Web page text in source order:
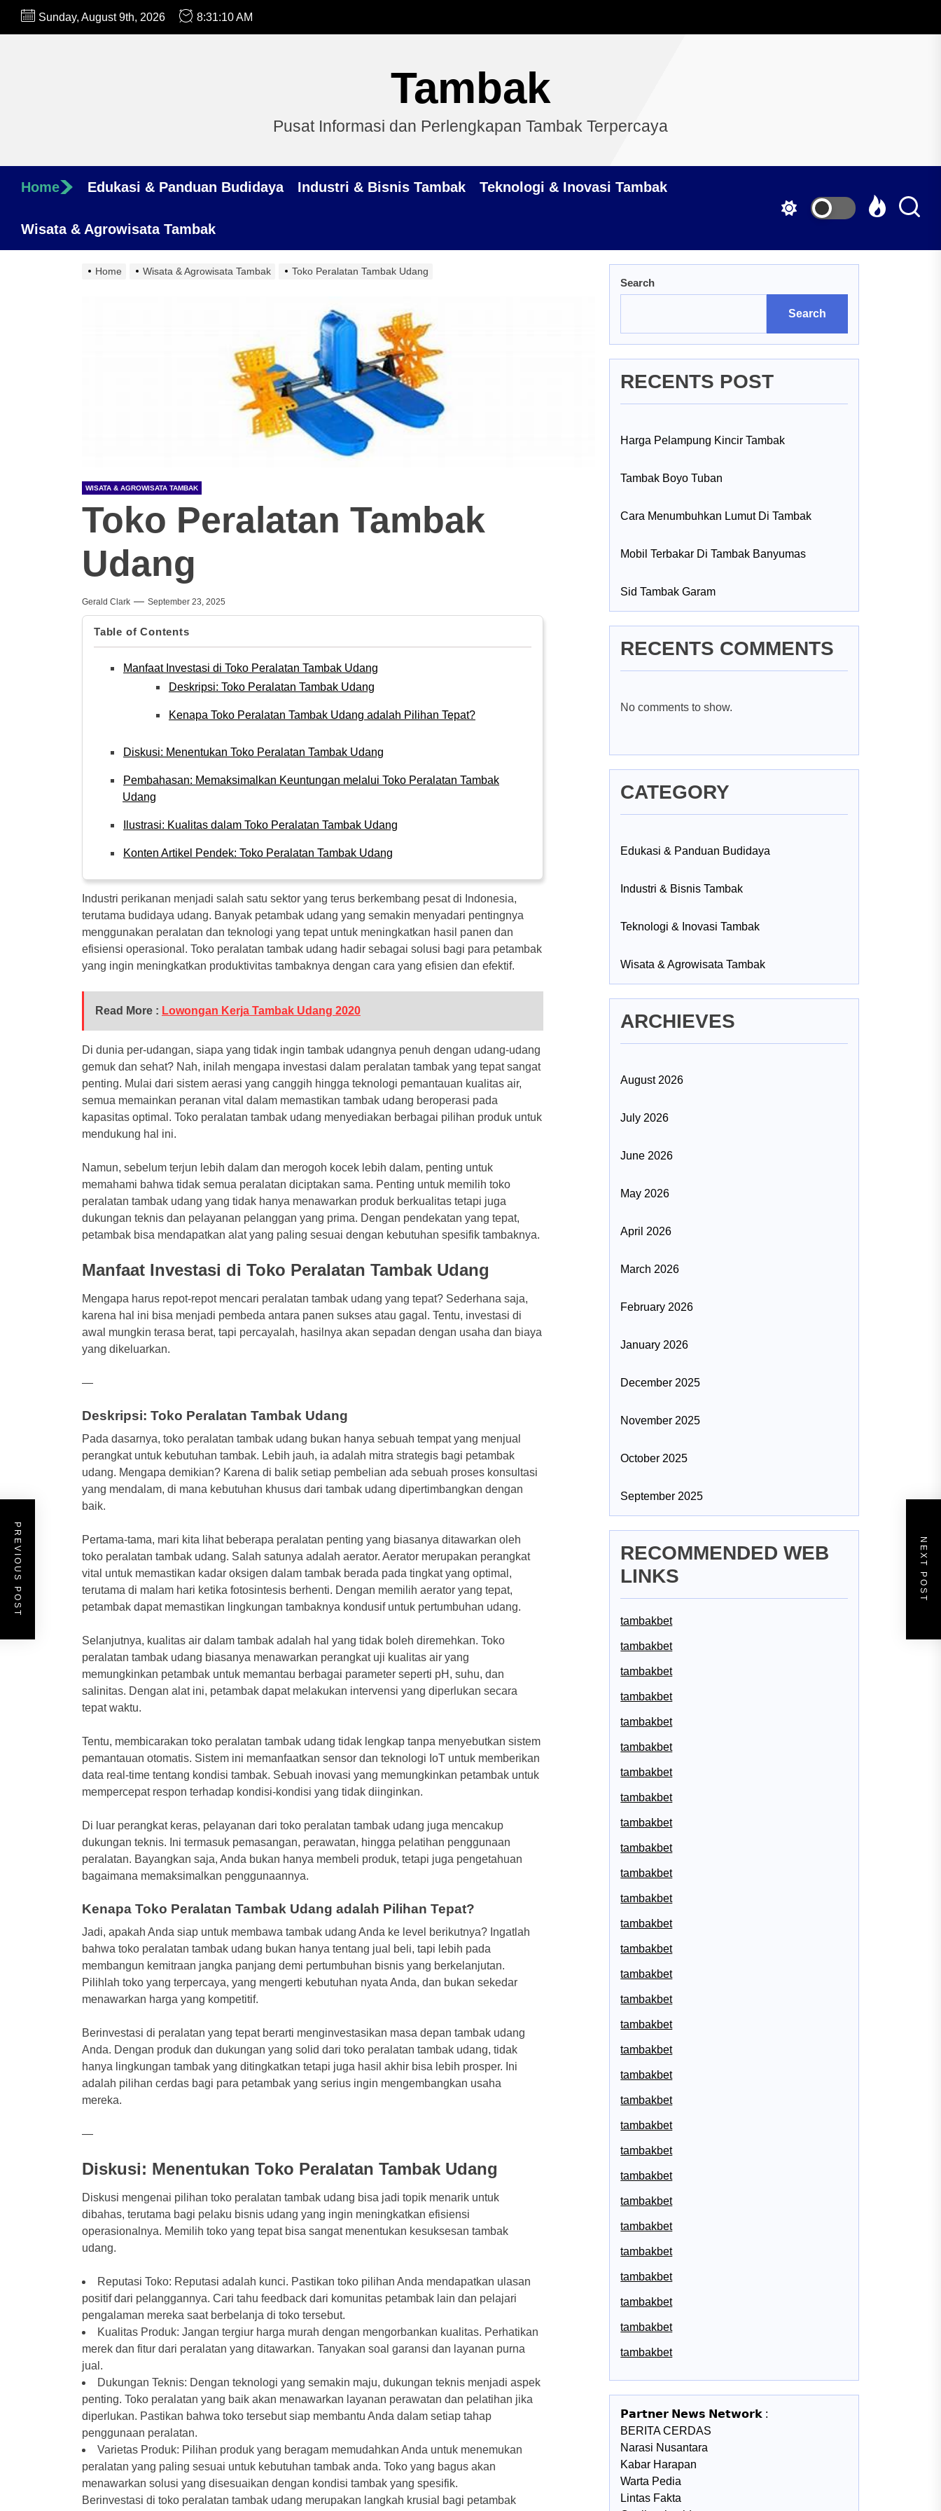
Skip
Sunday, August 9th, 2026 8:31:11 AM
Tambak
Pusat Informasi dan Perlengkapan Tambak Terpercaya
Home Edukasi & Panduan Budidaya Industri & Bisnis Tambak Teknologi & Inovasi Tambak
Wisata & Agrowisata Tambak
Home Wisata & Agrowisata Tambak Toko Peralatan Tambak Udang
WISATA & AGROWISATA TAMBAK
Toko Peralatan Tambak
Udang
Gerald Clark September 23, 2025
Table of Contents
Manfaat Investasi di Toko Peralatan Tambak Udang
Deskripsi: Toko Peralatan Tambak Udang
Kenapa Toko Peralatan Tambak Udang adalah Pilihan Tepat?
Diskusi: Menentukan Toko Peralatan Tambak Udang
Pembahasan: Memaksimalkan Keuntungan melalui Toko Peralatan Tambak
Udang
Ilustrasi: Kualitas dalam Toko Peralatan Tambak Udang
Konten Artikel Pendek: Toko Peralatan Tambak Udang
Industri perikanan menjadi salah satu sektor yang terus berkembang pesat di Indonesia,
terutama budidaya udang. Banyak petambak udang yang semakin menyadari pentingnya
menggunakan peralatan dan teknologi yang tepat untuk meningkatkan hasil panen dan
efisiensi operasional. Toko peralatan tambak udang hadir sebagai solusi bagi para petambak
yang ingin meningkatkan produktivitas tambaknya dengan cara yang efisien dan efektif.
Read More : Lowongan Kerja Tambak Udang 2020
Di dunia per-udangan, siapa yang tidak ingin tambak udangnya penuh dengan udang-udang
gemuk dan sehat? Nah, inilah mengapa investasi dalam peralatan tambak yang tepat sangat
penting. Mulai dari sistem aerasi yang canggih hingga teknologi pemantauan kualitas air,
semua memainkan peranan vital dalam memastikan tambak udang beroperasi pada
kapasitas optimal. Toko peralatan tambak udang menyediakan berbagai pilihan produk untuk
mendukung hal ini.
Namun, sebelum terjun lebih dalam dan merogoh kocek lebih dalam, penting untuk
memahami bahwa tidak semua peralatan diciptakan sama. Penting untuk memilih toko
peralatan tambak udang yang tidak hanya menawarkan produk berkualitas tetapi juga
dukungan teknis dan pelayanan pelanggan yang prima. Dengan pendekatan yang tepat,
petambak bisa mendapatkan alat yang paling sesuai dengan kebutuhan spesifik tambaknya.
Manfaat Investasi di Toko Peralatan Tambak Udang
Mengapa harus repot-repot mencari peralatan tambak udang yang tepat? Sederhana saja,
karena hal ini bisa menjadi pembeda antara panen sukses atau gagal. Tentu, investasi di
awal mungkin terasa berat, tapi percayalah, hasilnya akan sepadan dengan usaha dan biaya
yang dikeluarkan.
—
Deskripsi: Toko Peralatan Tambak Udang
Pada dasarnya, toko peralatan tambak udang bukan hanya sebuah tempat yang menjual
perangkat untuk kebutuhan tambak. Lebih jauh, ia adalah mitra strategis bagi petambak
udang. Mengapa demikian? Karena di balik setiap pembelian ada sebuah proses konsultasi
yang mendalam, di mana kebutuhan khusus dari tambak udang dipertimbangkan dengan
baik.
Pertama-tama, mari kita lihat beberapa peralatan penting yang biasanya ditawarkan oleh
toko peralatan tambak udang. Salah satunya adalah aerator. Aerator merupakan perangkat
vital untuk memastikan kadar oksigen dalam tambak berada pada tingkat yang optimal,
terutama di malam hari ketika fotosintesis berhenti. Dengan memilih aerator yang tepat,
petambak dapat memastikan lingkungan tambaknya kondusif untuk pertumbuhan udang.
Selanjutnya, kualitas air dalam tambak adalah hal yang tidak boleh diremehkan. Toko
peralatan tambak udang biasanya menawarkan perangkat uji kualitas air yang
memungkinkan petambak untuk memantau berbagai parameter seperti pH, suhu, dan
salinitas. Dengan alat ini, petambak dapat melakukan intervensi yang diperlukan secara
tepat waktu.
Tentu, membicarakan toko peralatan tambak udang tidak lengkap tanpa menyebutkan sistem
pemantauan otomatis. Sistem ini memanfaatkan sensor dan teknologi IoT untuk memberikan
data real-time tentang kondisi tambak. Sebuah inovasi yang memungkinkan petambak untuk
mempercepat respon terhadap kondisi-kondisi yang tidak diinginkan.
Di luar perangkat keras, pelayanan dari toko peralatan tambak udang juga mencakup
dukungan teknis. Ini termasuk pemasangan, perawatan, hingga pelatihan penggunaan
peralatan. Bayangkan saja, Anda bukan hanya membeli produk, tetapi juga pengetahuan
bagaimana memaksimalkan penggunaannya.
Kenapa Toko Peralatan Tambak Udang adalah Pilihan Tepat?
Jadi, apakah Anda siap untuk membawa tambak udang Anda ke level berikutnya? Ingatlah
bahwa toko peralatan tambak udang bukan hanya tentang jual beli, tapi lebih pada
membangun kemitraan jangka panjang demi pertumbuhan bisnis yang berkelanjutan.
Pilihlah toko yang terpercaya, yang mengerti kebutuhan nyata Anda, dan bukan sekedar
menawarkan harga yang kompetitif.
Berinvestasi di peralatan yang tepat berarti menginvestasikan masa depan tambak udang
Anda. Dengan produk dan dukungan yang solid dari toko peralatan tambak udang, tidak
hanya lingkungan tambak yang ditingkatkan tetapi juga hasil akhir bisa lebih prosper. Ini
adalah pilihan cerdas bagi para petambak yang serius ingin mengembangkan usaha
mereka.
—
Diskusi: Menentukan Toko Peralatan Tambak Udang
Diskusi mengenai pilihan toko peralatan tambak udang bisa jadi topik menarik untuk
dibahas, terutama bagi pelaku bisnis udang yang ingin meningkatkan efisiensi
operasionalnya. Memilih toko yang tepat bisa sangat menentukan kesuksesan tambak
udang.
Reputasi Toko: Reputasi adalah kunci. Pastikan toko pilihan Anda mendapatkan ulasan
positif dari pelanggannya. Cari tahu feedback dari komunitas petambak lain dan pelajari
pengalaman mereka saat berbelanja di toko tersebut.
Kualitas Produk: Jangan tergiur harga murah dengan mengorbankan kualitas. Perhatikan
merek dan fitur dari peralatan yang ditawarkan. Tanyakan soal garansi dan layanan purna
jual.
Dukungan Teknis: Dengan teknologi yang semakin maju, dukungan teknis menjadi aspek
penting. Toko peralatan yang baik akan menawarkan layanan perawatan dan pelatihan jika
diperlukan. Pastikan bahwa toko tersebut siap membantu Anda dalam setiap tahap
penggunaan peralatan.
Varietas Produk: Pilihan produk yang beragam memudahkan Anda untuk menemukan
peralatan yang paling sesuai untuk kebutuhan tambak anda. Toko yang bagus akan
menawarkan solusi yang disesuaikan dengan kondisi tambak yang spesifik.
Berinvestasi di toko peralatan tambak udang merupakan langkah krusial bagi petambak
PREVIOUS POST NEXT POST
Search
Search
RECENTS POST
Harga Pelampung Kincir Tambak
Tambak Boyo Tuban
Cara Menumbuhkan Lumut Di Tambak
Mobil Terbakar Di Tambak Banyumas
Sid Tambak Garam
RECENTS COMMENTS
No comments to show.
CATEGORY
Edukasi & Panduan Budidaya
Industri & Bisnis Tambak
Teknologi & Inovasi Tambak
Wisata & Agrowisata Tambak
ARCHIEVES
August 2026
July 2026
June 2026
May 2026
April 2026
March 2026
February 2026
January 2026
December 2025
November 2025
October 2025
September 2025
RECOMMENDED WEB
LINKS
tambakbet
tambakbet
tambakbet
tambakbet
tambakbet
tambakbet
tambakbet
tambakbet
tambakbet
tambakbet
tambakbet
tambakbet
tambakbet
tambakbet
tambakbet
tambakbet
tambakbet
tambakbet
tambakbet
tambakbet
tambakbet
tambakbet
tambakbet
tambakbet
tambakbet
tambakbet
tambakbet
tambakbet
tambakbet
tambakbet
𝗣𝗮𝗿𝘁𝗻𝗲𝗿 𝗡𝗲𝘄𝘀 𝗡𝗲𝘁𝘄𝗼𝗿𝗸 :
BERITA CERDAS
Narasi Nusantara
Kabar Harapan
Warta Pedia
Lintas Fakta